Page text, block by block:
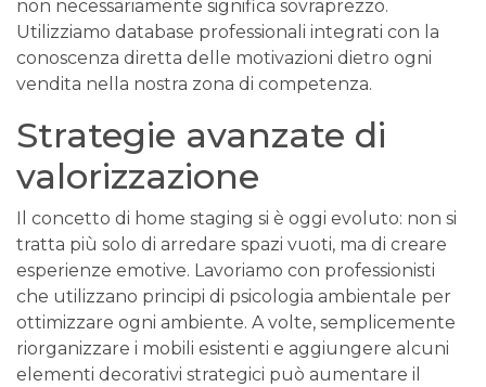
non necessariamente significa sovraprezzo.
Utilizziamo database professionali integrati con la
conoscenza diretta delle motivazioni dietro ogni
vendita nella nostra zona di competenza.
Strategie avanzate di
valorizzazione
Il concetto di home staging si è oggi evoluto: non si
tratta più solo di arredare spazi vuoti, ma di creare
esperienze emotive. Lavoriamo con professionisti
che utilizzano principi di psicologia ambientale per
ottimizzare ogni ambiente. A volte, semplicemente
riorganizzare i mobili esistenti e aggiungere alcuni
elementi decorativi strategici può aumentare il